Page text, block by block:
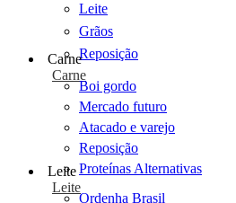
Leite
Grãos
Reposição
Carne
Carne
Boi gordo
Mercado futuro
Atacado e varejo
Reposição
Proteínas Alternativas
Leite
Leite
Ordenha Brasil